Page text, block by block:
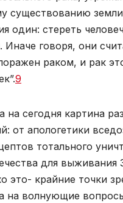
существованию
один: стереть
Иначе говоря, они
раком, и рак
9
на сегодня картина
от апологетики
тотального
для выживания
это- крайние точки
на волнующие